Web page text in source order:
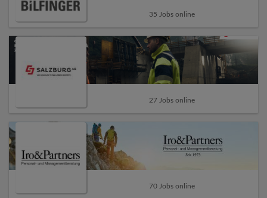
35 Jobs online
27 Jobs online
70 Jobs online